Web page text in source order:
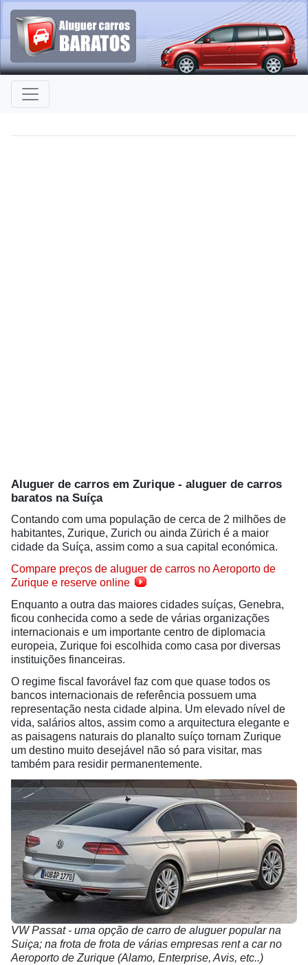
Aluguer de carros em Zurique - aluguer de carros
baratos na Suíça
Contando com uma população de cerca de 2 milhões de
habitantes, Zurique, Zurich ou ainda Zürich é a maior
cidade da Suíça, assim como a sua capital económica.
Compare preços de aluguer de carros no Aeroporto de
Zurique e reserve online
Enquanto a outra das maiores cidades suíças, Genebra,
ficou conhecida como a sede de várias organizações
internacionais e um importante centro de diplomacia
europeia, Zurique foi escolhida como casa por diversas
instituições financeiras.
O regime fiscal favorável faz com que quase todos os
bancos internacionais de referência possuem uma
representação nesta cidade alpina. Um elevado nível de
vida, salários altos, assim como a arquitectura elegante e
as paisagens naturais do planalto suíço tornam Zurique
um destino muito desejável não só para visitar, mas
também para residir permanentemente.
VW Passat - uma opção de carro de aluguer popular na
Suiça; na frota de frota de várias empresas rent a car no
Aeroporto de Zurique (Alamo, Enterprise, Avis, etc..)